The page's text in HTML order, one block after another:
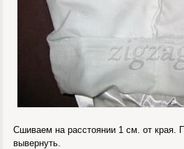
Сшиваем на расстоянии 1 см. от края.
вывернуть.